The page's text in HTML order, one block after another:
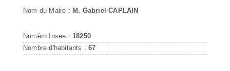
Nom du Maire : M. Gabriel CAPLAIN
Numéro Insee : 18250
Nombre d'habitants :67